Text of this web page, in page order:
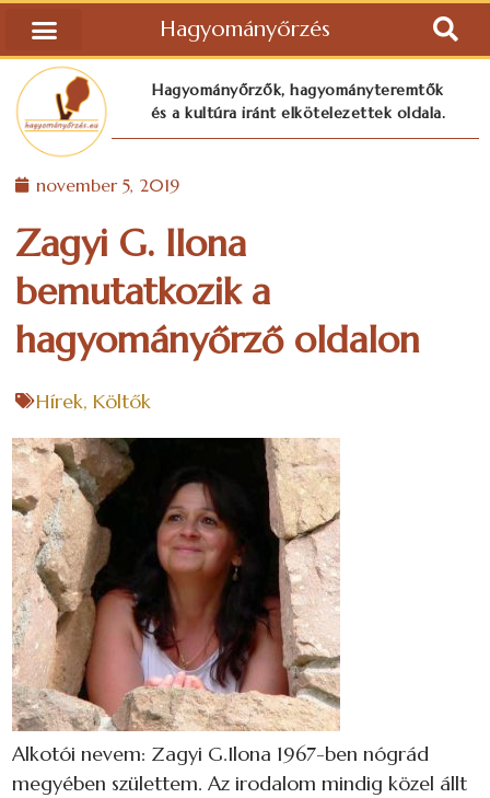
Hagyományőrzés
Hagyományőrzők, hagyományteremtők
és a kultúra iránt elkötelezettek oldala.
november 5, 2019
Zagyi G. Ilona
bemutatkozik a
hagyományőrző oldalon
Hírek,Költők
Alkotói nevem: Zagyi G.Ilona 1967-ben nógrád
megyében születtem. Az irodalom mindig közel állt